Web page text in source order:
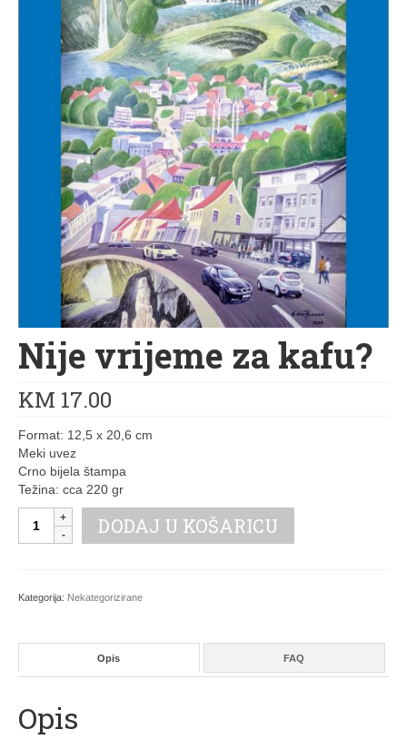
Naše usluge
Udžbenici i priručnici
1. razred osnovne škole
2. razred osnovne škole
3. razred osnovne škole
4. razred osnovne škole
5. razred osnovne škole
6. razred osnovne škole
7. razred osnovne škole
8. razred osnovne škole
9. razred osnovne škole
1. razred srednje škole
2. razred srednje škole
3. razred srednje škole
4. razred srednje škole
Informatika
Fiskalizacija
Nije vrijeme za kafu?
KM 17.00
Format: 12,5 x 20,6 cm
Meki uvez
Crno bijela štampa
Težina: cca 220 gr
vrijeme
DODAJ U KOŠARICU
Kategorija: Nekategorizirane
Opis FAQ
Opis